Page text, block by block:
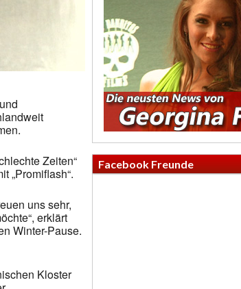
Zeiten“
„Promiflash“.
uns sehr,
erklärt
Winter-Pause.
Kloster
Facebook Freunde